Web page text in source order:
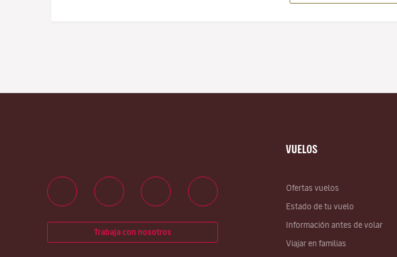
VUELOS
Ofertas vuelos
Estado de tu vuelo
Información antes de volar
Viajar en familias
Trabaja con nosotros